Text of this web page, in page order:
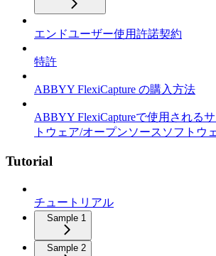
エンドユーザー使用許諾契約
特許
ABBYY FlexiCapture の購入方法
ABBYY FlexiCaptureで使用される
トウェア/オープンソースソフトウ
Tutorial
チュートリアル
Sample 1
Sample 2